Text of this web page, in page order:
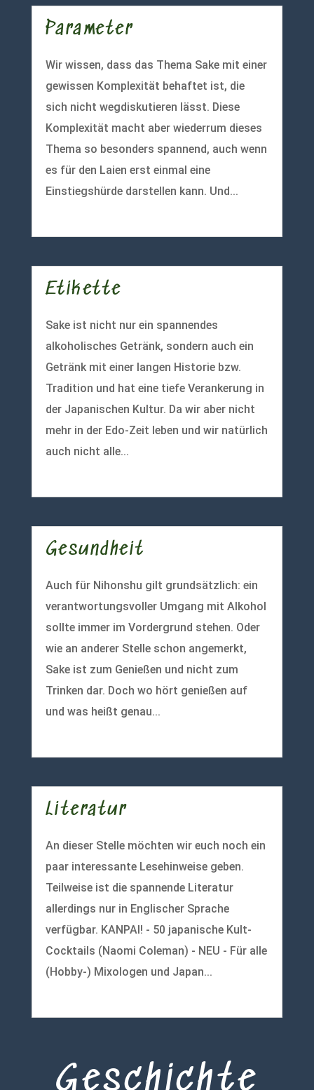
Parameter
Wir wissen, dass das Thema Sake mit einer
gewissen Komplexität behaftet ist, die
sich nicht wegdiskutieren lässt. Diese
Komplexität macht aber wiederrum dieses
Thema so besonders spannend, auch wenn
es für den Laien erst einmal eine
Einstiegshürde darstellen kann. Und...
Etikette
Sake ist nicht nur ein spannendes
alkoholisches Getränk, sondern auch ein
Getränk mit einer langen Historie bzw.
Tradition und hat eine tiefe Verankerung in
der Japanischen Kultur. Da wir aber nicht
mehr in der Edo-Zeit leben und wir natürlich
auch nicht alle...
Gesundheit
Auch für Nihonshu gilt grundsätzlich: ein
verantwortungsvoller Umgang mit Alkohol
sollte immer im Vordergrund stehen. Oder
wie an anderer Stelle schon angemerkt,
Sake ist zum Genießen und nicht zum
Trinken dar. Doch wo hört genießen auf
und was heißt genau...
Literatur
An dieser Stelle möchten wir euch noch ein
paar interessante Lesehinweise geben.
Teilweise ist die spannende Literatur
allerdings nur in Englischer Sprache
verfügbar. KANPAI! - 50 japanische Kult-
Cocktails (Naomi Coleman) - NEU - Für alle
(Hobby-) Mixologen und Japan...